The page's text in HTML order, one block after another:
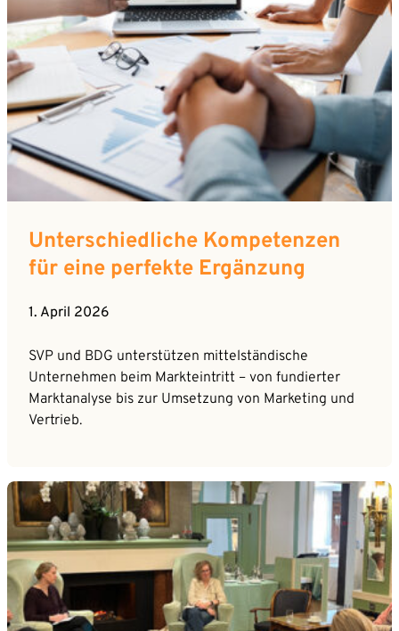
Unterschiedliche Kompetenzen
für eine perfekte Ergänzung
1. April 2026
SVP und BDG unterstützen mittelständische
Unternehmen beim Markteintritt – von fundierter
Marktanalyse bis zur Umsetzung von Marketing und
Vertrieb.